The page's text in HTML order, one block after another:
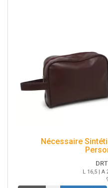
Nécessaire
L 16,5 | A